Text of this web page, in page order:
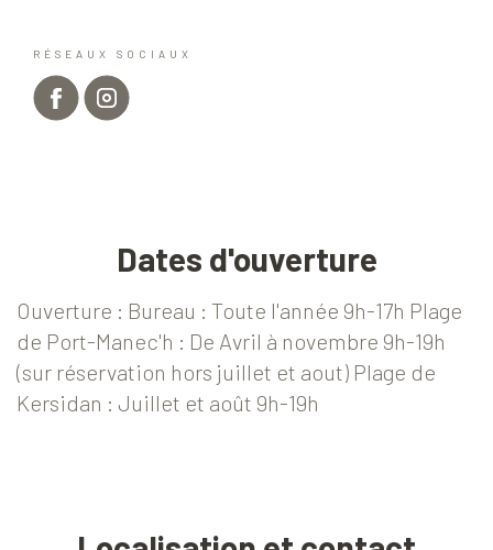
RÉSEAUX SOCIAUX
Dates d'ouverture
Ouverture : Bureau : Toute l'année 9h-17h Plage
de Port-Manec'h : De Avril à novembre 9h-19h
(sur réservation hors juillet et aout) Plage de
Kersidan : Juillet et août 9h-19h